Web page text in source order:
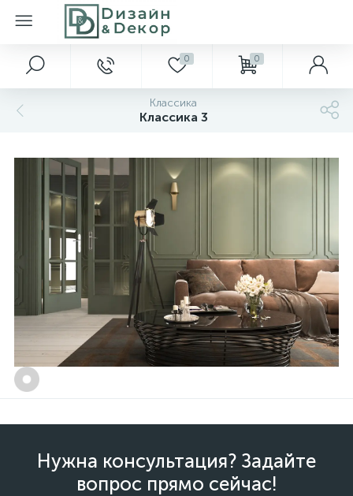
0 0
Классика
Классика 3
Нужна консультация? Задайте
вопрос прямо сейчас!